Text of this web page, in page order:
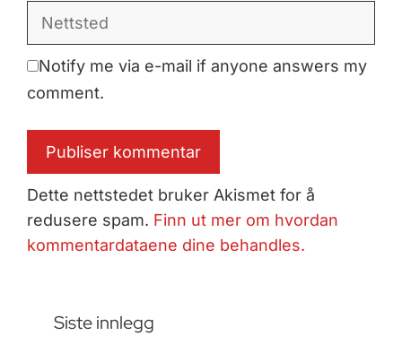
Notify me via e-mail if anyone answers my
comment.
Dette nettstedet bruker Akismet for å
redusere spam. Finn ut mer om hvordan
kommentardataene dine behandles.
Siste innlegg